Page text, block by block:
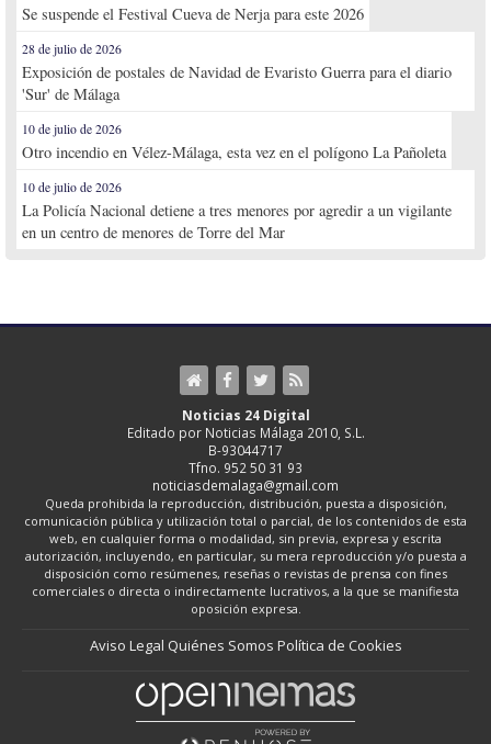
Se suspende el Festival Cueva de Nerja para este 2026
28 de julio de 2026
Exposición de postales de Navidad de Evaristo Guerra para el diario
'Sur' de Málaga
10 de julio de 2026
Otro incendio en Vélez-Málaga, esta vez en el polígono La Pañoleta
10 de julio de 2026
La Policía Nacional detiene a tres menores por agredir a un vigilante
en un centro de menores de Torre del Mar
Noticias 24 Digital
Editado por Noticias Málaga 2010, S.L.
B-93044717
Tfno. 952 50 31 93
noticiasdemalaga@gmail.com
Queda prohibida la reproducción, distribución, puesta a disposición,
comunicación pública y utilización total o parcial, de los contenidos de esta
web, en cualquier forma o modalidad, sin previa, expresa y escrita
autorización, incluyendo, en particular, su mera reproducción y/o puesta a
disposición como resúmenes, reseñas o revistas de prensa con fines
comerciales o directa o indirectamente lucrativos, a la que se manifiesta
oposición expresa.
Aviso Legal Quiénes Somos Política de Cookies